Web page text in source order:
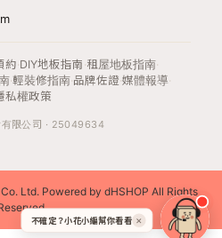
約·DIY地板指南 ·租屋地板指南·
·輕裝修指南·品牌佐證·媒體報導·
私權政策
有限公司 · 25049634
Ltd. Powered by dHSHOP All Rights
不確定？小花小編幫你看看 ✕